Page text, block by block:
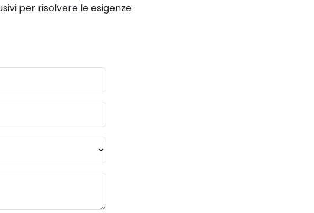
per risolvere le esigenze